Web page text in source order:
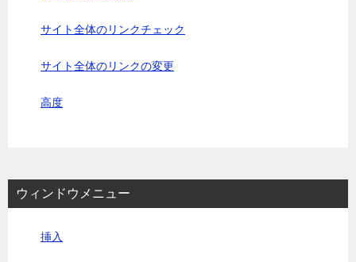
サイト全体のリンクチェック
サイト全体のリンクの変更
高度
ウィンドウメニュー
挿入